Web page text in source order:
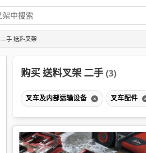
二手 送料叉架
购买 送料叉架 二手 (3)
叉车及内部运输设备 叉车配件